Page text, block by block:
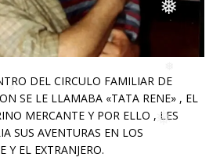
❅
❅
❅
❅
❅
❅
DEL CIRCULO FAMILIAR DE
SE LE LLAMABA «TATA RENE» , EL
MERCANTE Y POR ELLO , LES
SUS AVENTURAS EN LOS
Y EL EXTRANJERO.